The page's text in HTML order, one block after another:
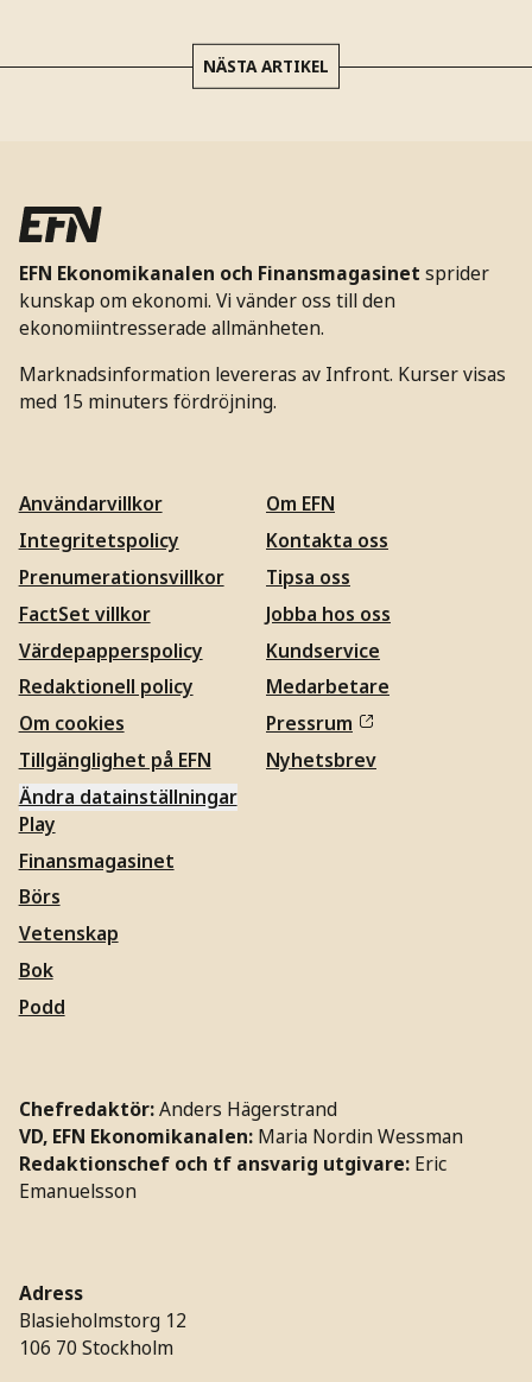
NÄSTA ARTIKEL
EFN Ekonomikanalen och Finansmagasinet sprider
kunskap om ekonomi. Vi vänder oss till den
ekonomiintresserade allmänheten.
Marknadsinformation levereras av Infront. Kurser visas
med 15 minuters fördröjning.
Användarvillkor
Integritetspolicy
Prenumerationsvillkor
FactSet villkor
Värdepapperspolicy
Redaktionell policy
Om cookies
Tillgänglighet på EFN
Ändra datainställningar
Om EFN
Kontakta oss
Tipsa oss
Jobba hos oss
Kundservice
Medarbetare
Pressrum
Nyhetsbrev
Play
Finansmagasinet
Börs
Vetenskap
Bok
Podd
Chefredaktör:Anders Hägerstrand
VD, EFN Ekonomikanalen: Maria Nordin Wessman
Redaktionschef och tf ansvarig utgivare: Eric
Emanuelsson
Adress
Blasieholmstorg 12
106 70 Stockholm